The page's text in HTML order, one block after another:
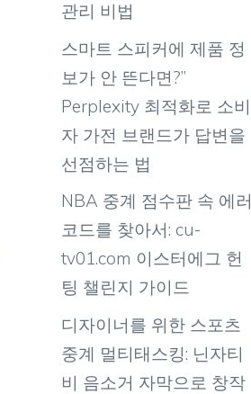
관리 비법
스마트 스피커에 제품 정
보가 안 뜬다면?”
Perplexity 최적화로 소비
자 가전 브랜드가 답변을
선점하는 법
NBA 중계 점수판 속 에러
코드를 찾아서: cu-
tv01.com 이스터에그 헌
팅 챌린지 가이드
디자이너를 위한 스포츠
중계 멀티태스킹: 닌자티
비 음소거 자막으로 창작